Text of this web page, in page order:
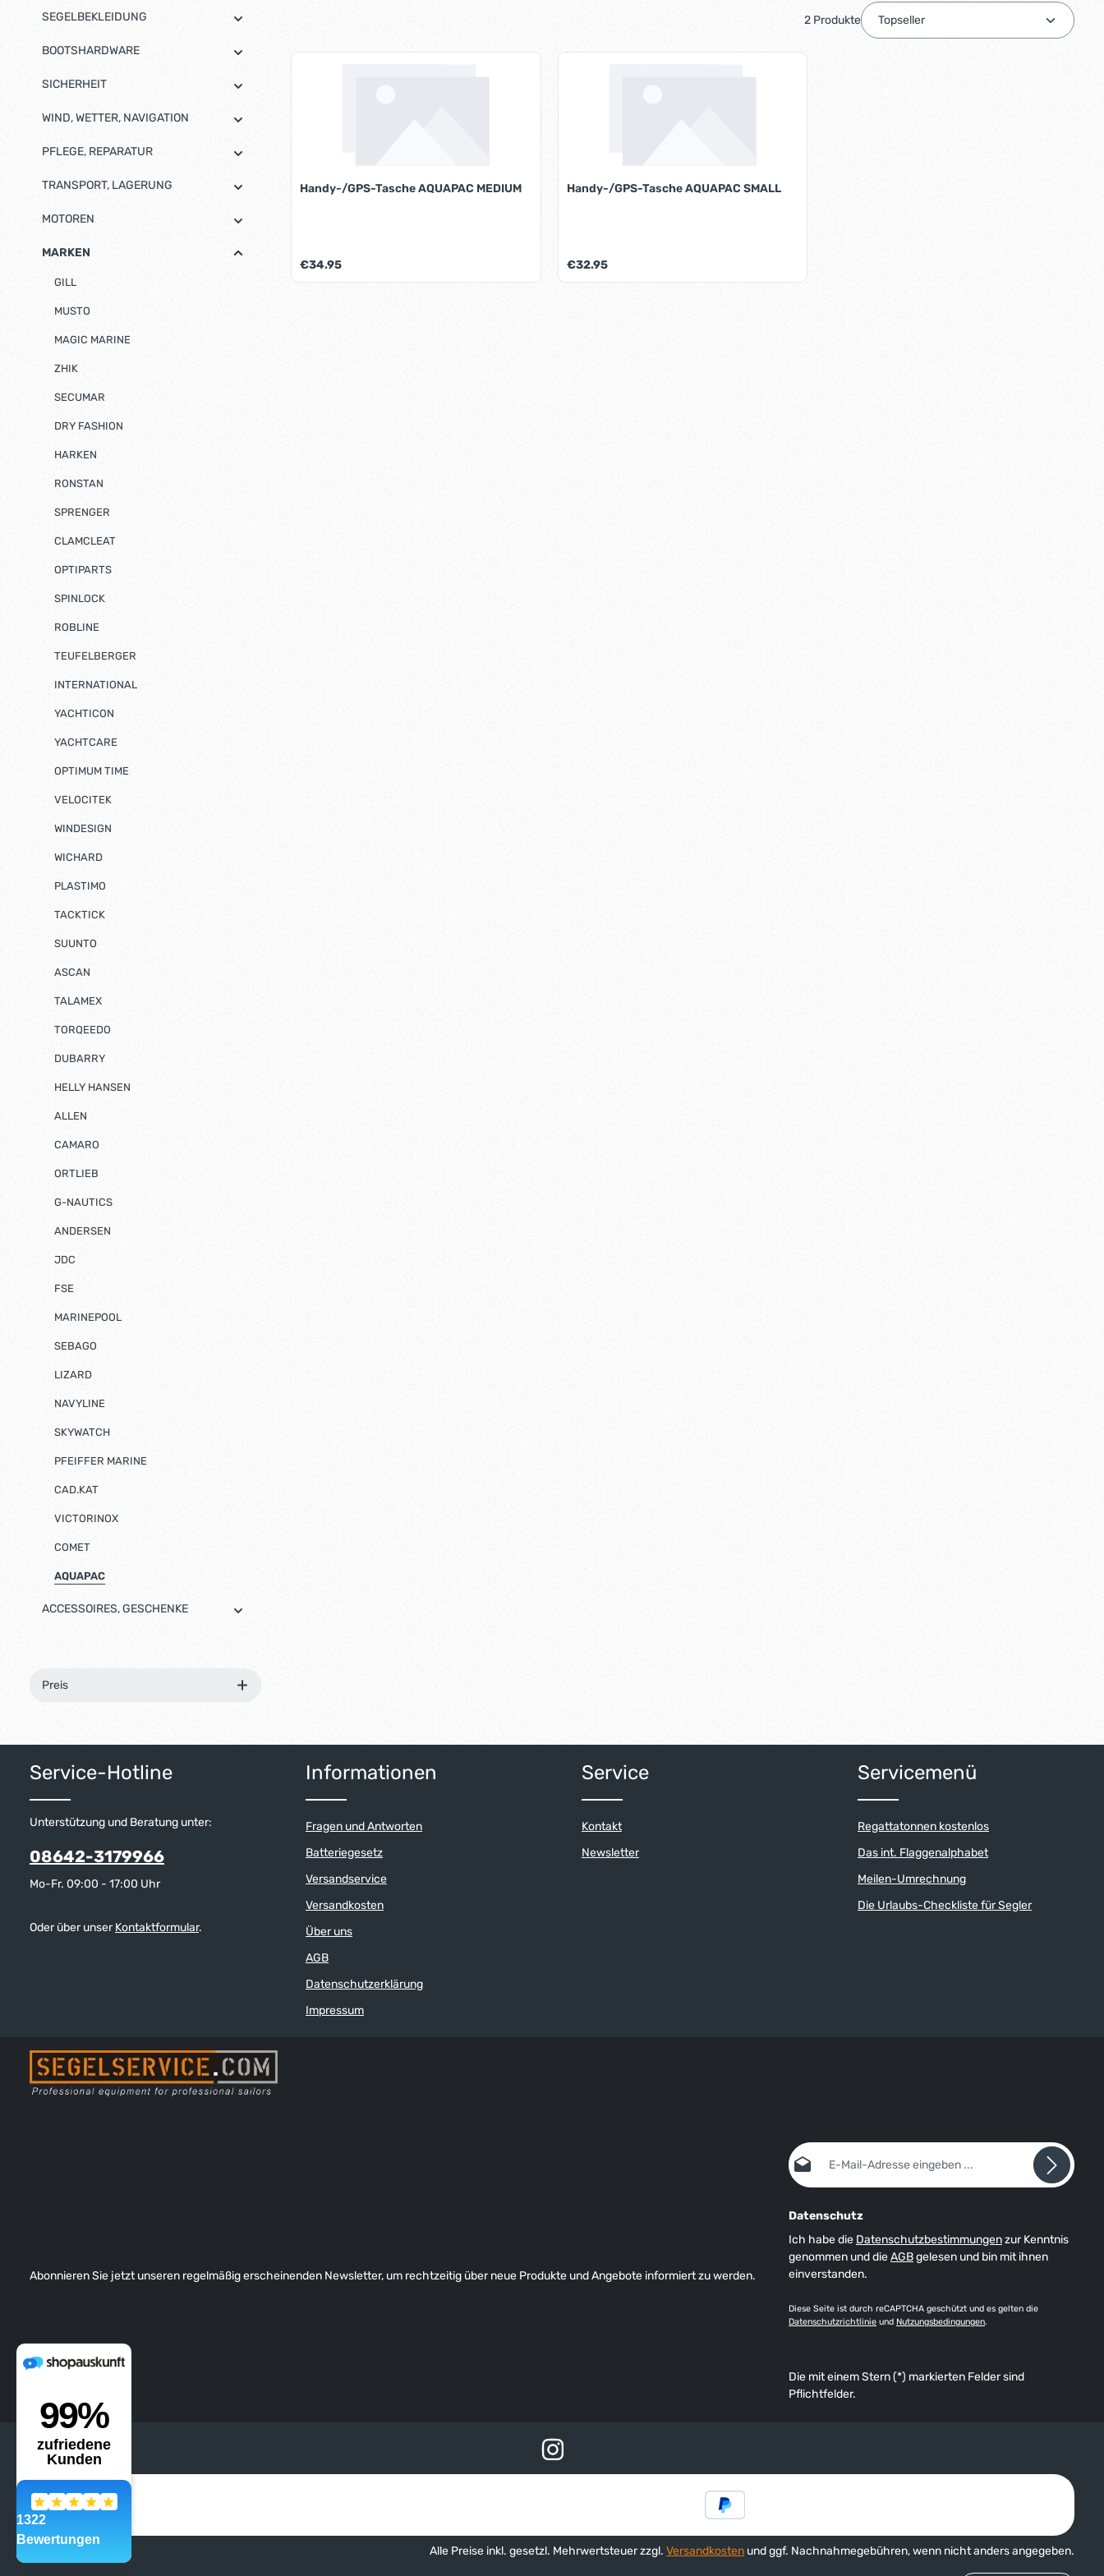
SEGELBEKLEIDUNG
BOOTSHARDWARE
SICHERHEIT
WIND, WETTER, NAVIGATION
PFLEGE, REPARATUR
TRANSPORT, LAGERUNG
MOTOREN
MARKEN
GILL
MUSTO
MAGIC MARINE
ZHIK
SECUMAR
DRY FASHION
HARKEN
RONSTAN
SPRENGER
CLAMCLEAT
OPTIPARTS
SPINLOCK
ROBLINE
TEUFELBERGER
INTERNATIONAL
YACHTICON
YACHTCARE
OPTIMUM TIME
VELOCITEK
WINDESIGN
WICHARD
PLASTIMO
TACKTICK
SUUNTO
ASCAN
TALAMEX
TORQEEDO
DUBARRY
HELLY HANSEN
ALLEN
CAMARO
ORTLIEB
G-NAUTICS
ANDERSEN
JDC
FSE
MARINEPOOL
SEBAGO
LIZARD
NAVYLINE
SKYWATCH
PFEIFFER MARINE
CAD.KAT
VICTORINOX
COMET
AQUAPAC
ACCESSOIRES, GESCHENKE
Preis
2 Produkte
Handy-/GPS-Tasche AQUAPAC MEDIUM
Regulärer Preis:
€34.95
Handy-/GPS-Tasche AQUAPAC SMALL
Regulärer Preis:
€32.95
Service-Hotline
Unterstützung und Beratung unter:
08642-3179966
Mo-Fr. 09:00 - 17:00 Uhr
Oder über unserKontaktformular.
Informationen
Fragen und Antworten
Batteriegesetz
Versandservice
Versandkosten
Über uns
AGB
Datenschutzerklärung
Impressum
Service
Kontakt
Newsletter
Servicemenü
Regattatonnen kostenlos
Das int. Flaggenalphabet
Meilen-Umrechnung
Die Urlaubs-Checkliste für Segler
Abonnieren Sie jetzt unseren regelmäßig erscheinenden Newsletter, um rechtzeitig über neue Produkte und Angebote informiert zu werden.
E-Mail-Adresse*
Datenschutz
Ich habe die Datenschutzbestimmungenzur Kenntnis
genommen und dieAGBgelesen und bin mit ihnen
einverstanden.
Diese Seite ist durch reCAPTCHA geschützt und es gelten die
Datenschutzrichtlinie und Nutzungsbedingungen.
Die mit einem Stern (*) markierten Felder sind
Pflichtfelder.
Alle Preise inkl. gesetzl. Mehrwertsteuer zzgl. Versandkosten und ggf. Nachnahmegebühren, wenn nicht anders angegeben.